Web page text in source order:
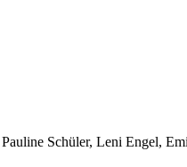
Schüler, Leni Engel,